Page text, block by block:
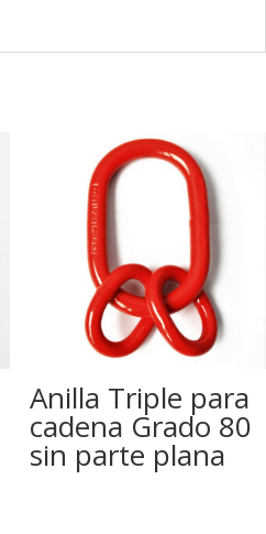
Anilla Triple para
cadena Grado 80
sin parte plana